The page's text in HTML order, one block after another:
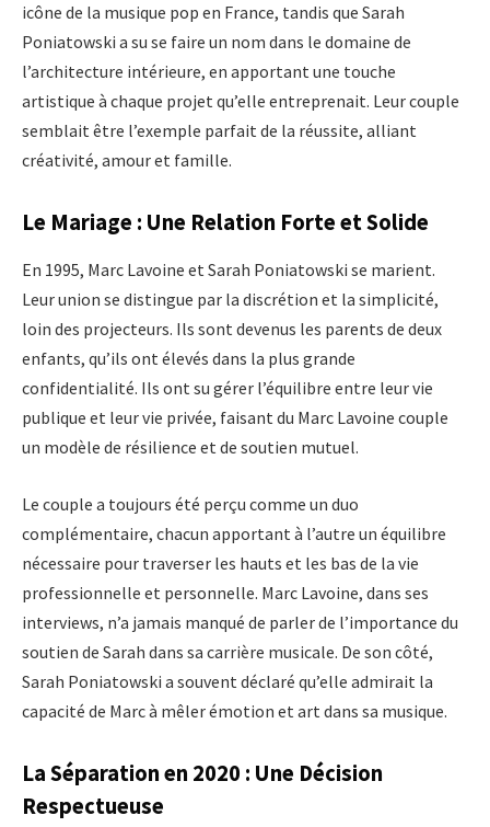
icône de la musique pop en France, tandis que Sarah
Poniatowski a su se faire un nom dans le domaine de
l’architecture intérieure, en apportant une touche
artistique à chaque projet qu’elle entreprenait. Leur couple
semblait être l’exemple parfait de la réussite, alliant
créativité, amour et famille.
Le Mariage : Une Relation Forte et Solide
En 1995, Marc Lavoine et Sarah Poniatowski se marient.
Leur union se distingue par la discrétion et la simplicité,
loin des projecteurs. Ils sont devenus les parents de deux
enfants, qu’ils ont élevés dans la plus grande
confidentialité. Ils ont su gérer l’équilibre entre leur vie
publique et leur vie privée, faisant du Marc Lavoine couple
un modèle de résilience et de soutien mutuel.
Le couple a toujours été perçu comme un duo
complémentaire, chacun apportant à l’autre un équilibre
nécessaire pour traverser les hauts et les bas de la vie
professionnelle et personnelle. Marc Lavoine, dans ses
interviews, n’a jamais manqué de parler de l’importance du
soutien de Sarah dans sa carrière musicale. De son côté,
Sarah Poniatowski a souvent déclaré qu’elle admirait la
capacité de Marc à mêler émotion et art dans sa musique.
La Séparation en 2020 : Une Décision
Respectueuse